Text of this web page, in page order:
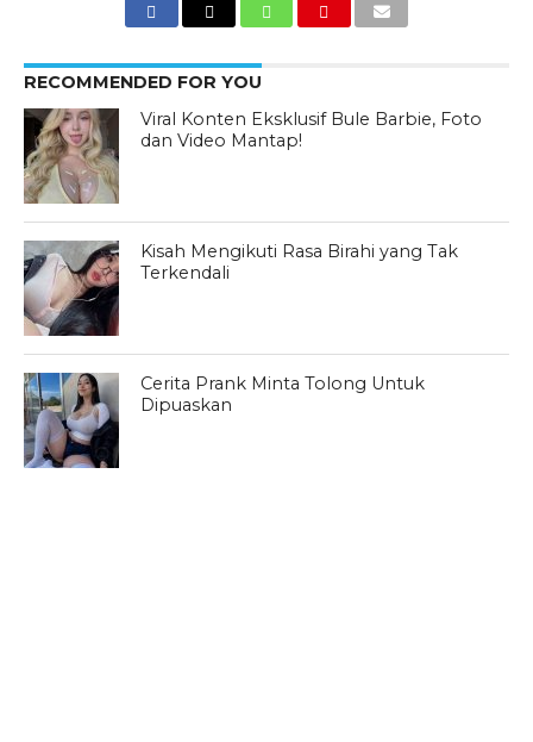
RECOMMENDED FOR YOU
Viral Konten Eksklusif Bule Barbie, Foto
dan Video Mantap!
Kisah Mengikuti Rasa Birahi yang Tak
Terkendali
Cerita Prank Minta Tolong Untuk
Dipuaskan